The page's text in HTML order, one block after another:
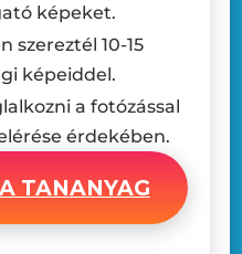
képeket.
szereztél 10-15
képeiddel.
a fotózással
érdekében.
TANANYAG